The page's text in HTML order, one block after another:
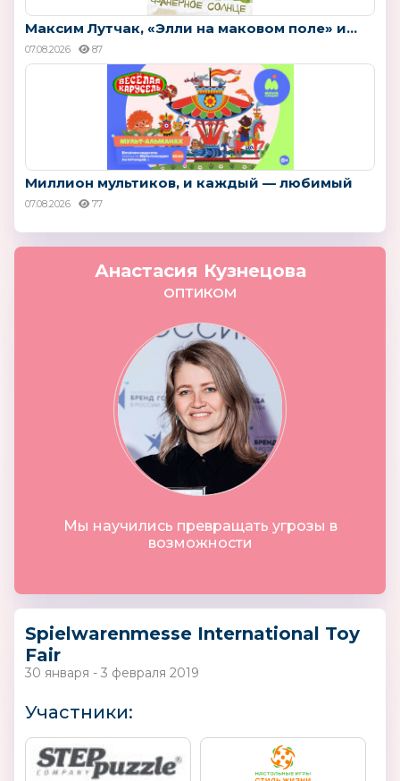
Максим Лутчак, «Элли на маковом поле» и...
07.08.2026 87
Миллион мультиков, и каждый — любимый
07.08.2026 77
Анастасия Кузнецова
ОПТИКОМ
Мы научились превращать угрозы в
возможности
Spielwarenmesse International Toy
Fair
30 января - 3 февраля 2019
Участники: